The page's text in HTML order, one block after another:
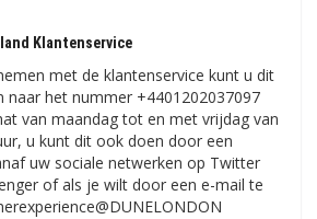
Klantenservice
met de klantenservice kunt u dit
naar het nummer +4401202037097
van maandag tot en met vrijdag van
u kunt dit ook doen door een
uw sociale netwerken op Twitter
of als je wilt door een e-mail te